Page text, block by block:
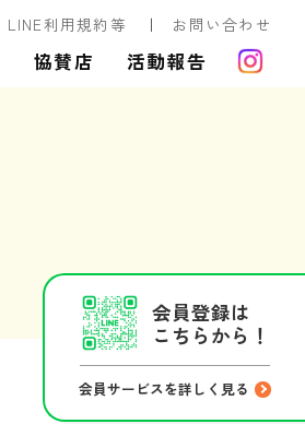
LINE利用規約等 お問い合わせ
協賛店 活動報告
会員登録は
こちらから！
会員サービスを詳しく見る